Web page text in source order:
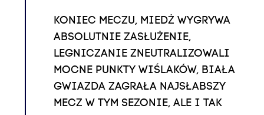
KONIEC MECZU, MIEDŻ WYGRYWA
ABSOLUTNIE ZASŁUŻENIE,
LEGNICZANIE ZNEUTRALIZOWALI
MOCNE PUNKTY WIŚLAKÓW, BIAŁA
GWIAZDA ZAGRAŁA NAJSŁABSZY
MECZ W TYM SEZONIE, ALE I TAK